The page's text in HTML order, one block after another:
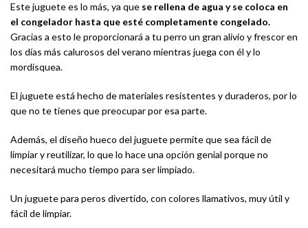
Este juguete es lo más, ya que se rellena de agua y se coloca en
el congelador hasta que esté completamente congelado.
Gracias a esto le proporcionará a tu perro un gran alivio y frescor en
los días más calurosos del verano mientras juega con él y lo
mordisquea.
El juguete está hecho de materiales resistentes y duraderos, por lo
que no te tienes que preocupar por esa parte.
Además, el diseño hueco del juguete permite que sea fácil de
limpiar y reutilizar, lo que lo hace una opción genial porque no
necesitará mucho tiempo para ser limpiado.
Un juguete para peros divertido, con colores llamativos, muy útil y
fácil de limpiar.